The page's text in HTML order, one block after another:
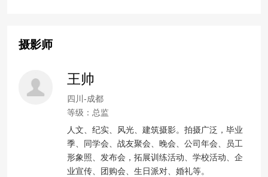
摄影师
王帅
四川-成都
等级：总监
人文、纪实、风光、建筑摄影。拍摄广泛，毕业
季、同学会、战友聚会、晚会、公司年会、员工
形象照、发布会，拓展训练活动、学校活动、企
业宣传、团购会、生日派对、婚礼等。